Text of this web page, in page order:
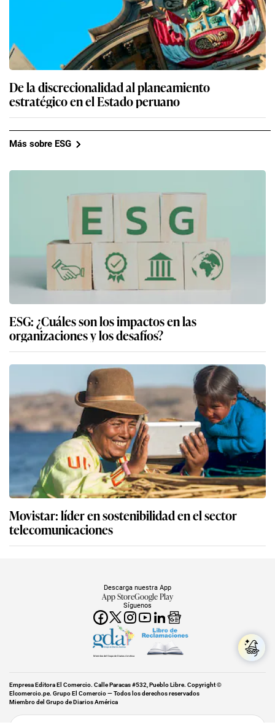
De la discrecionalidad al planeamiento
estratégico en el Estado peruano
Más sobre ESG
ESG: ¿Cuáles son los impactos en las
organizaciones y los desafíos?
Movistar: líder en sostenibilidad en el sector
telecomunicaciones
Síguenos
Descarga nuestra App
App StoreGoogle Play
Miembro del Grupo de Diarios América
Empresa Editora El Comercio. Calle Paracas #532, Pueblo Libre. Copyright ©
Elcomercio.pe. Grupo El Comercio — Todos los derechos reservados
Miembro del Grupo de Diarios América